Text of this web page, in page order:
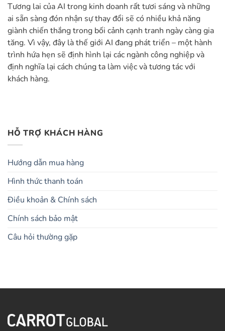
Tương lai của AI trong kinh doanh rất tươi sáng và những
ai sẵn sàng đón nhận sự thay đổi sẽ có nhiều khả năng
giành chiến thắng trong bối cảnh cạnh tranh ngày càng gia
tăng. Vì vậy, đây là thế giới AI đang phát triển – một hành
trình hứa hẹn sẽ định hình lại các ngành công nghiệp và
định nghĩa lại cách chúng ta làm việc và tương tác với
khách hàng.
HỖ TRỢ KHÁCH HÀNG
Hướng dẫn mua hàng
Hình thức thanh toán
Điều khoản & Chính sách
Chính sách bảo mật
Câu hỏi thường gặp